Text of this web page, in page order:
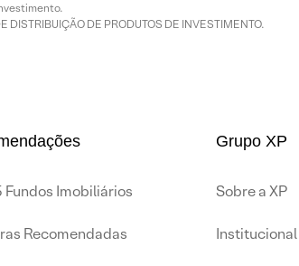
DISTRIBUIÇÃO DE PRODUTOS DE INVESTIMENTO.
Fundos Imobiliários
Recomendadas
Grupo XP
Sobre a XP
Institucional